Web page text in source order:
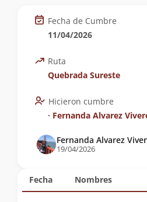
Fecha Nombres
Fecha de Cumbre
11/04/2026
Ruta
Quebrada Sureste
Hicieron cumbre
∙ Fernanda Alvarez
Fernanda Alvarez
19/04/2026